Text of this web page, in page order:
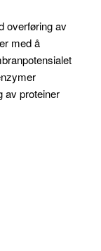
overføring av
med å
av proteiner